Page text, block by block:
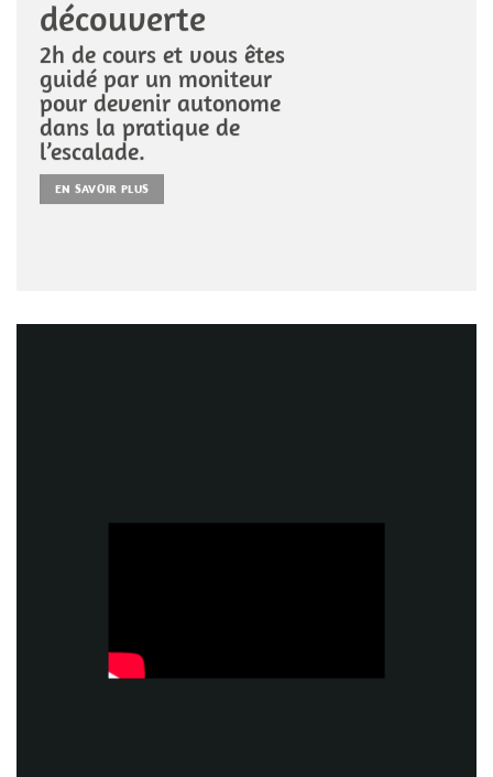
découverte
2h de cours et vous êtes
guidé par un moniteur
pour devenir autonome
dans la pratique de
l’escalade.
EN SAVOIR PLUS